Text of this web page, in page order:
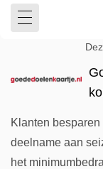
Klanten
deelname aan
het